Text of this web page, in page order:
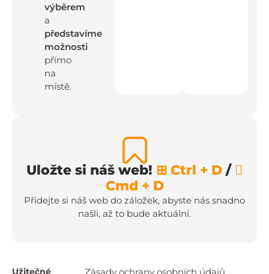
výběrem
a
představíme
možnosti
přímo
na
místě.
Uložte si náš web! ⊞ Ctrl + D / 
Cmd + D
Přidejte si náš web do záložek, abyste nás snadno
našli, až to bude aktuální.
Užitečné